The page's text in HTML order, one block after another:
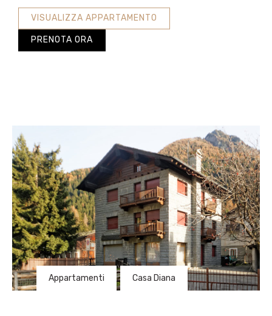
VISUALIZZA APPARTAMENTO
PRENOTA ORA
Appartamenti , Casa Diana